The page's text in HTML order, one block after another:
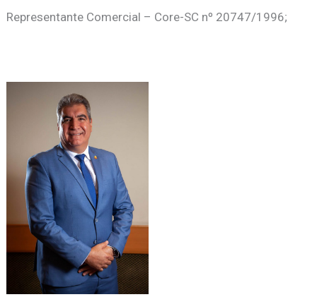
Representante Comercial – Core-SC nº 20747/1996;